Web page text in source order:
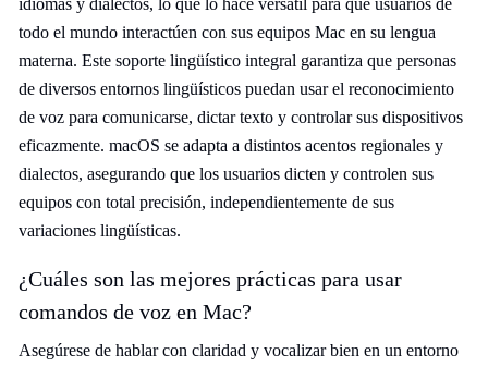
idiomas y dialectos, lo que lo hace versátil para que usuarios de
todo el mundo interactúen con sus equipos Mac en su lengua
materna. Este soporte lingüístico integral garantiza que personas
de diversos entornos lingüísticos puedan usar el reconocimiento
de voz para comunicarse, dictar texto y controlar sus dispositivos
eficazmente. macOS se adapta a distintos acentos regionales y
dialectos, asegurando que los usuarios dicten y controlen sus
equipos con total precisión, independientemente de sus
variaciones lingüísticas.
¿Cuáles son las mejores prácticas para usar
comandos de voz en Mac?
Asegúrese de hablar con claridad y vocalizar bien en un entorno